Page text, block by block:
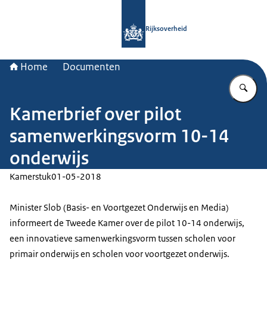
Rijksoverheid
Home Documenten
Kamerbrief over pilot
samenwerkingsvorm 10-14
onderwijs
Kamerstuk01-05-2018
Minister Slob (Basis- en Voortgezet Onderwijs en Media)
informeert de Tweede Kamer over de pilot 10-14 onderwijs,
een innovatieve samenwerkingsvorm tussen scholen voor
primair onderwijs en scholen voor voortgezet onderwijs.